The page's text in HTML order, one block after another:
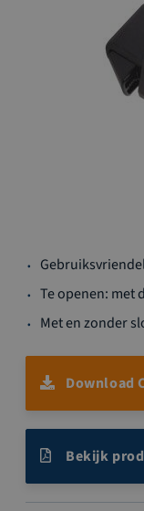
naar
het
van
afbeeldingen-
gallerij
Te openen: met
Met en zonder
Download
Bekijk